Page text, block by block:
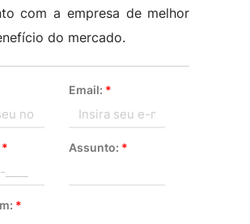
com a empresa de melhor
do mercado.
Email: *
* Assunto: *
*